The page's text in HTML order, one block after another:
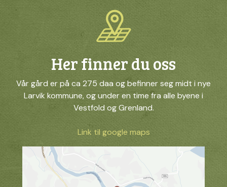
Her finner du oss
Vår gård er på ca 275 daa og befinner seg midt i nye
Larvik kommune, og under en time fra alle byene i
Vestfold og Grenland.
Link til google maps